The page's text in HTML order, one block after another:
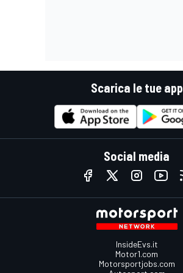
Scarica le tue app
Social media
InsideEvs.it
Motor1.com
Motorsportjobs.com